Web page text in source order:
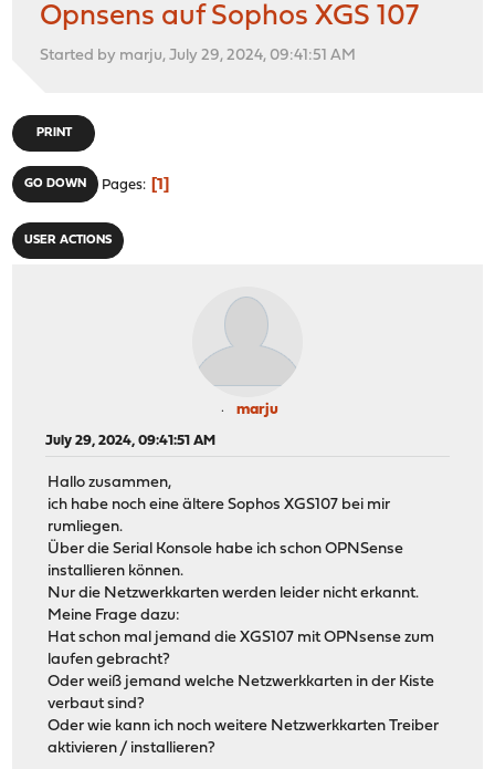
Opnsens auf Sophos XGS 107
Started by marju, July 29, 2024, 09:41:51 AM
PRINT
GO DOWN Pages 1
USER ACTIONS
marju
July 29, 2024, 09:41:51 AM
Hallo zusammen,
ich habe noch eine ältere Sophos XGS107 bei mir
rumliegen.
Über die Serial Konsole habe ich schon OPNSense
installieren können.
Nur die Netzwerkkarten werden leider nicht erkannt.
Meine Frage dazu:
Hat schon mal jemand die XGS107 mit OPNsense zum
laufen gebracht?
Oder weiß jemand welche Netzwerkkarten in der Kiste
verbaut sind?
Oder wie kann ich noch weitere Netzwerkkarten Treiber
aktivieren / installieren?